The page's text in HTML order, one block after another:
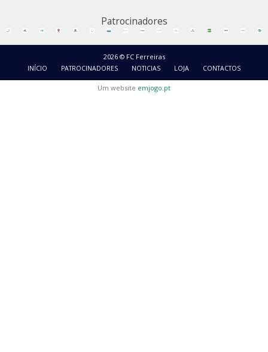
Patrocinadores
2026 © FC Ferreiras
INÍCIO PATROCINADORES NOTICIAS LOJA CONTACTOS
Um website emjogo.pt